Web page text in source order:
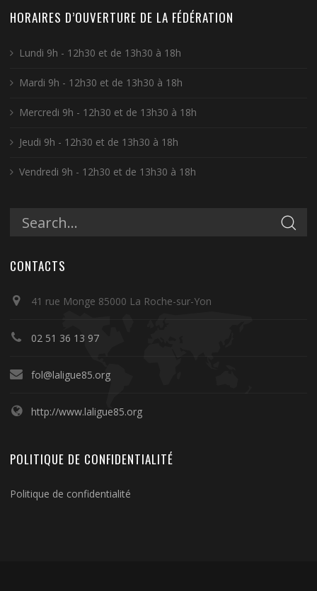
HORAIRES D’OUVERTURE DE LA FÉDÉRATION
Lundi 9h - 12h30 et de 13h30 à 18h
Mardi 9h - 12h30 et de 13h30 à 18h
Mercredi 9h - 12h30 et de 13h30 à 18h
Jeudi 9h - 12h30 et de 13h30 à 18h
Vendredi 9h - 12h30 et de 13h30 à 18h
CONTACTS
41 rue Monge 85000 La Roche-sur-Yon
02 51 36 13 97
fol@laligue85.org
http://www.laligue85.org
POLITIQUE DE CONFIDENTIALITÉ
Politique de confidentialité